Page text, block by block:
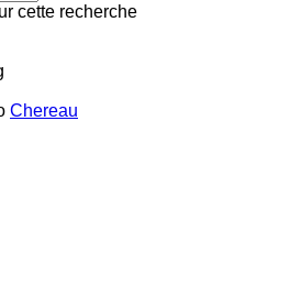
cette recherche
Chereau